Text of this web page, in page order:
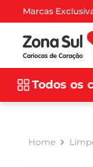
Marcas
Todos os